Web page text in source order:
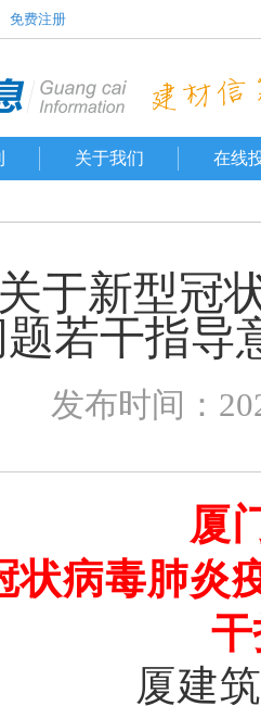
免费注册
关于我们 在线
于新型冠
若干指导
发布时间：
厦
状病毒肺炎
厦建